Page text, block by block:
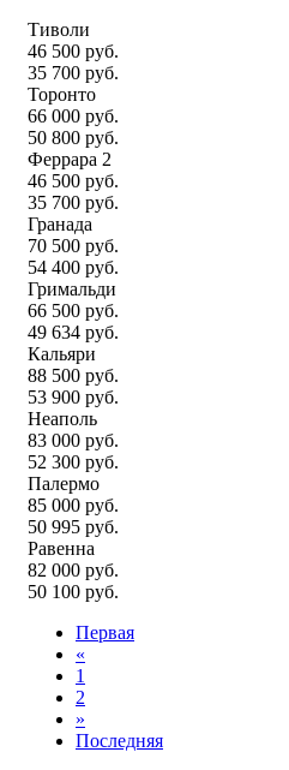
Тиволи
46 500 руб.
35 700 руб.
Торонто
66 000 руб.
50 800 руб.
Феррара 2
46 500 руб.
35 700 руб.
Гранада
70 500 руб.
54 400 руб.
Гримальди
66 500 руб.
49 634 руб.
Кальяри
88 500 руб.
53 900 руб.
Неаполь
83 000 руб.
52 300 руб.
Палермо
85 000 руб.
50 995 руб.
Равенна
82 000 руб.
50 100 руб.
Первая
«
1
2
»
Последняя